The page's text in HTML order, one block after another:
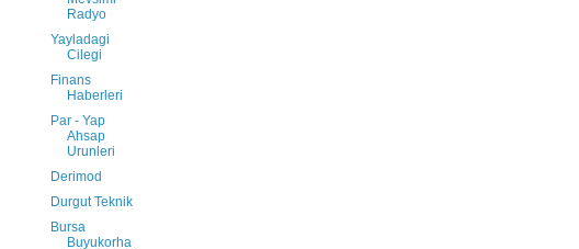
Radyo
Yayladagi
Cilegi
Finans
Haberleri
Par - Yap
Ahsap
Urunleri
Derimod
Durgut Teknik
Bursa
Buyukorha